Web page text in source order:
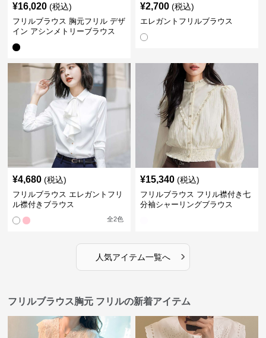
¥16,020 (税込)
フリルブラウス 胸元フリル デザ
イン アシンメトリーブラウス
¥2,700 (税込)
エレガントフリルブラウス
¥4,680 (税込)
フリルブラウス エレガントフリ
ル襟付きブラウス
全2色
¥15,340 (税込)
フリルブラウス フリル襟付き七
分袖シャーリングブラウス
人気アイテム一覧へ ›
フリルブラウス胸元 フリルの新着アイテム